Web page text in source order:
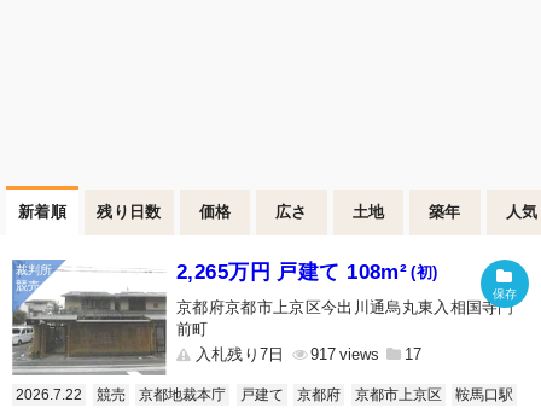
新着順 残り日数 価格 広さ 土地 築年 人気
2,265万円 戸建て 108m² (初)
京都府京都市上京区今出川通烏丸東入相国寺門
前町
入札残り7日
917 17
2026.7.22 競売 京都地裁本庁 戸建て 京都府 京都市上京区
鞍馬口駅